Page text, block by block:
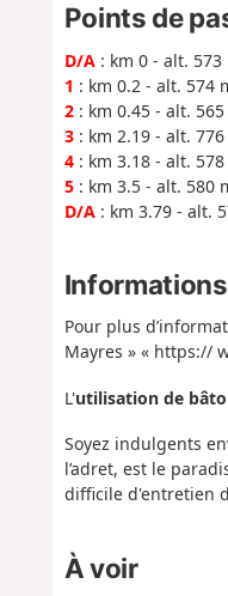
Points de
D/A: km 0 - alt. 573
1 : km 0.2 - alt. 574
2: km 0.45 - alt.
3: km 2.19 - alt.
4: km 3.18 - alt.
5: km 3.5 - alt. 580
D/A: km 3.79 - alt.
Pour plus
Mayres » « https://
L'utilisation de
Soyez indulgents
l’adret, est le
difficile d'entretien
À voir